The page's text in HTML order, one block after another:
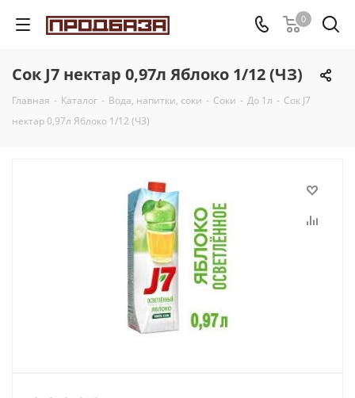
0
Сок J7 нектар 0,97л Яблоко 1/12 (ЧЗ)
Главная - Каталог - Вода, напитки, соки - Соки - До 1л - Сок J7
нектар 0,97л Яблоко 1/12 (ЧЗ)